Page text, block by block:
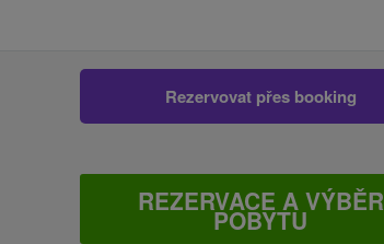
Rezervovat přes booking
REZERVACE A VÝBĚR
POBYTU